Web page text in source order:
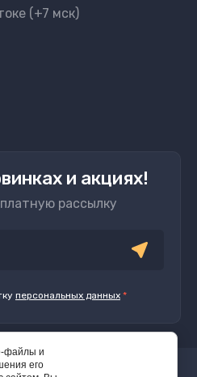
(+7 мск)
и акциях!
рассылку
персональных данных *
файлы и
его